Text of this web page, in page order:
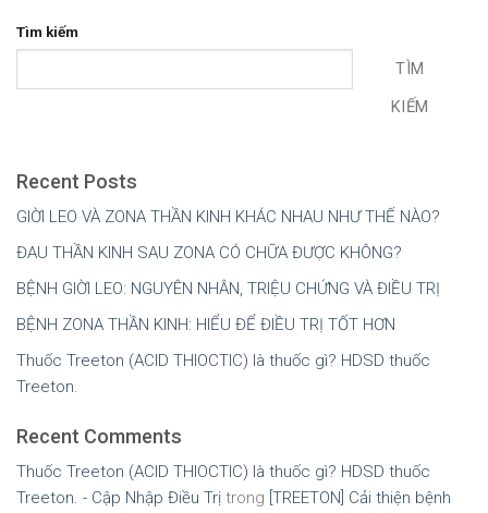
Tìm kiếm
TÌM
KIẾM
Recent Posts
GIỜI LEO VÀ ZONA THẦN KINH KHÁC NHAU NHƯ THẾ NÀO?
ĐAU THẦN KINH SAU ZONA CÓ CHỮA ĐƯỢC KHÔNG?
BỆNH GIỜI LEO: NGUYÊN NHÂN, TRIỆU CHỨNG VÀ ĐIỀU TRỊ
BỆNH ZONA THẦN KINH: HIỂU ĐỂ ĐIỀU TRỊ TỐT HƠN
Thuốc Treeton (ACID THIOCTIC) là thuốc gì? HDSD thuốc
Treeton.
Recent Comments
Thuốc Treeton (ACID THIOCTIC) là thuốc gì? HDSD thuốc
Treeton. - Cập Nhập Điều Trị trong [TREETON] Cải thiện bệnh